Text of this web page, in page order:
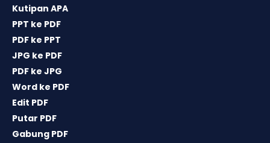
Kutipan APA
PPT ke PDF
PDF ke PPT
JPG ke PDF
PDF ke JPG
Word ke PDF
Edit PDF
Putar PDF
Gabung PDF